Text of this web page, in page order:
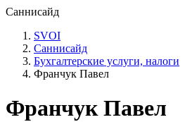
Саннисайд
SVOI
Саннисайд
Бухгалтерские услуги, налоги
Франчук Павел
Франчук Павел